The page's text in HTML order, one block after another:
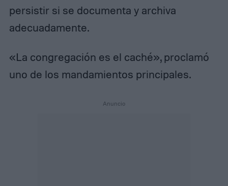
persistir si se documenta y archiva
adecuadamente.
«La congregación es el caché», proclamó
uno de los mandamientos principales.